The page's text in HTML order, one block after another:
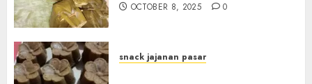
OCTOBER 8, 2025 0
snack jajanan pasar